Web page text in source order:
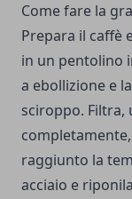
Come fare la
Prepara il caffè
in un pentolino
a ebollizione e
sciroppo. Filtra,
raggiunto la
acciaio e